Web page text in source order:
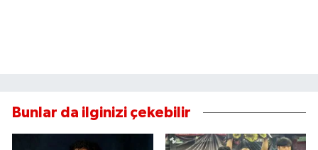
Bunlar da ilginizi çekebilir